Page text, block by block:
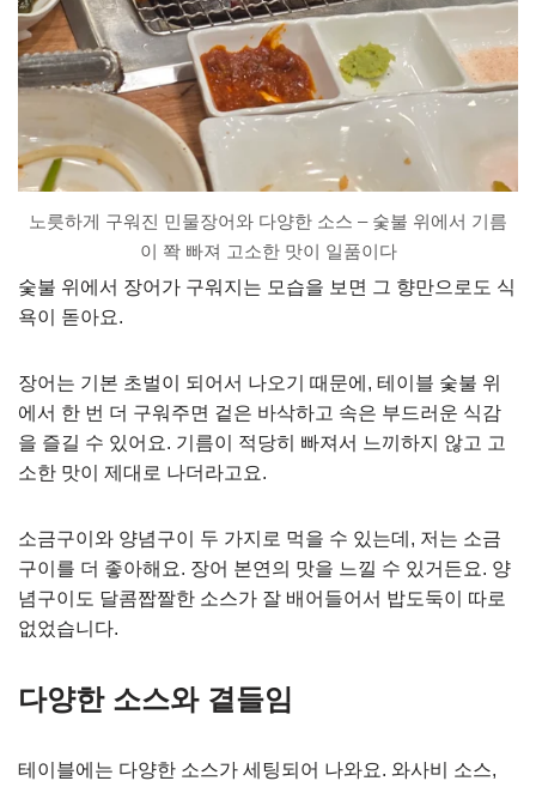
노릇하게 구워진 민물장어와 다양한 소스 – 숯불 위에서 기름
이 쫙 빠져 고소한 맛이 일품이다
숯불 위에서 장어가 구워지는 모습을 보면 그 향만으로도 식
욕이 돋아요.
장어는 기본 초벌이 되어서 나오기 때문에, 테이블 숯불 위
에서 한 번 더 구워주면 겉은 바삭하고 속은 부드러운 식감
을 즐길 수 있어요. 기름이 적당히 빠져서 느끼하지 않고 고
소한 맛이 제대로 나더라고요.
소금구이와 양념구이 두 가지로 먹을 수 있는데, 저는 소금
구이를 더 좋아해요. 장어 본연의 맛을 느낄 수 있거든요. 양
념구이도 달콤짭짤한 소스가 잘 배어들어서 밥도둑이 따로
없었습니다.
다양한 소스와 곁들임
테이블에는 다양한 소스가 세팅되어 나와요. 와사비 소스,